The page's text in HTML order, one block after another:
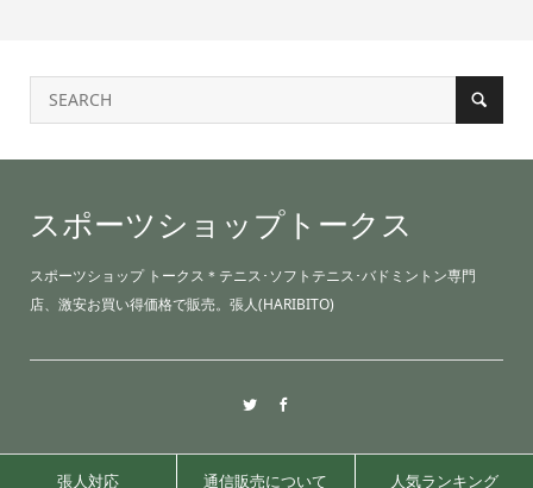
スポーツショップトークス
スポーツショップ トークス＊テニス･ソフトテニス･バドミントン専門
店、激安お買い得価格で販売。張人(HARIBITO)
張人対応 通信販売について 人気ランキング